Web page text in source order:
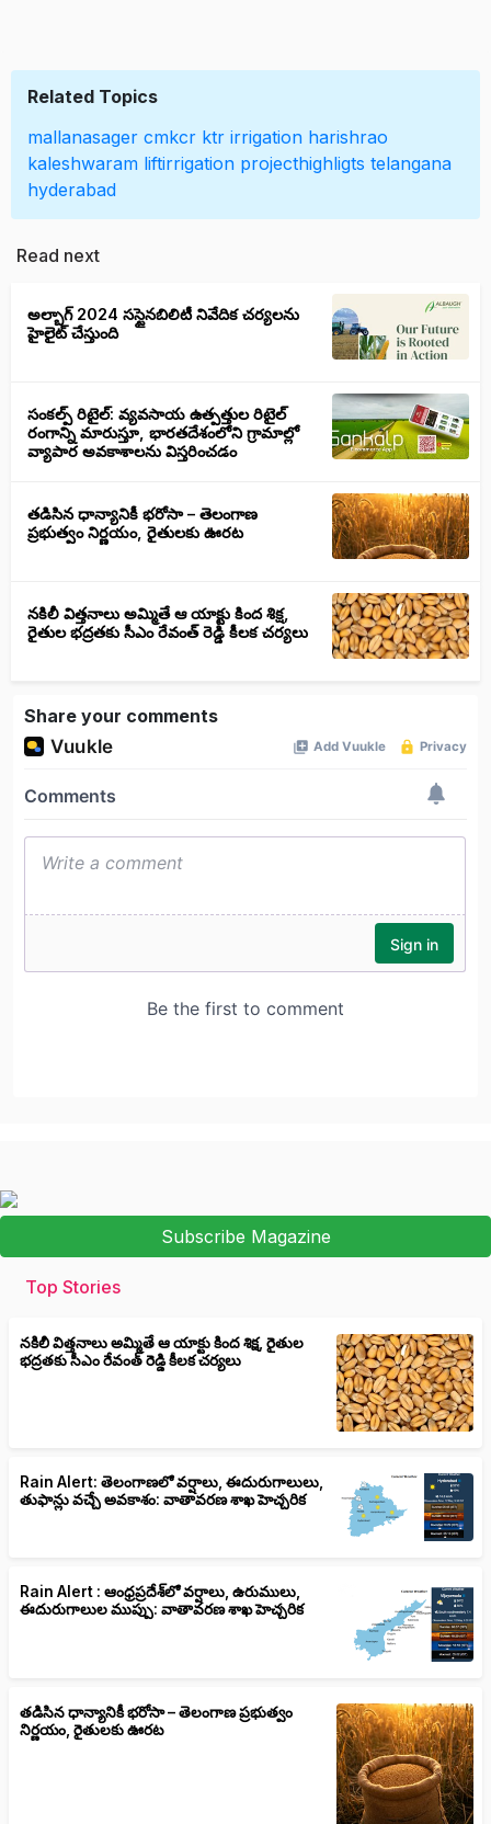
Related Topics
mallanasager cmkcr ktr irrigation harishrao
kaleshwaram liftirrigation projecthighligts telangana
hyderabad
Read next
అల్బాగ్ 2024 సస్టైనబిలిటీ నివేదిక చర్యలను
హైలైట్ చేస్తుంది
సంకల్ప్ రిటైల్: వ్యవసాయ ఉత్పత్తుల రిటైల్
రంగాన్ని మారుస్తూ, భారతదేశంలోని గ్రామాల్లో
వ్యాపార అవకాశాలను విస్తరించడం
తడిసిన ధాన్యానికీ భరోసా – తెలంగాణ
ప్రభుత్వం నిర్ణయం, రైతులకు ఊరట
నకిలీ విత్తనాలు అమ్మితే ఆ యాక్టు కింద శిక్ష,
రైతుల భద్రతకు సీఎం రేవంత్ రెడ్డి కీలక చర్యలు
Share your comments
Subscribe Magazine
Top Stories
నకిలీ విత్తనాలు అమ్మితే ఆ యాక్టు కింద శిక్ష, రైతుల
భద్రతకు సీఎం రేవంత్ రెడ్డి కీలక చర్యలు
Rain Alert: తెలంగాణలో వర్షాలు, ఈదురుగాలులు,
తుఫాన్లు వచ్చే అవకాశం: వాతావరణ శాఖ హెచ్చరిక
Rain Alert : ఆంధ్రప్రదేశ్‌లో వర్షాలు, ఉరుములు,
ఈదురుగాలుల ముప్పు: వాతావరణ శాఖ హెచ్చరిక
తడిసిన ధాన్యానికీ భరోసా – తెలంగాణ ప్రభుత్వం
నిర్ణయం, రైతులకు ఊరట